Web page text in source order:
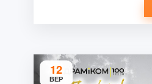
12
ВЕР